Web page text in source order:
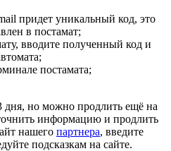
придет уникальный код, это
в постамат;
вводите полученный код и
постамата;
дня, но можно продлить ещё на
информацию и продлить
нашего партнера, введите
подсказкам на сайте.